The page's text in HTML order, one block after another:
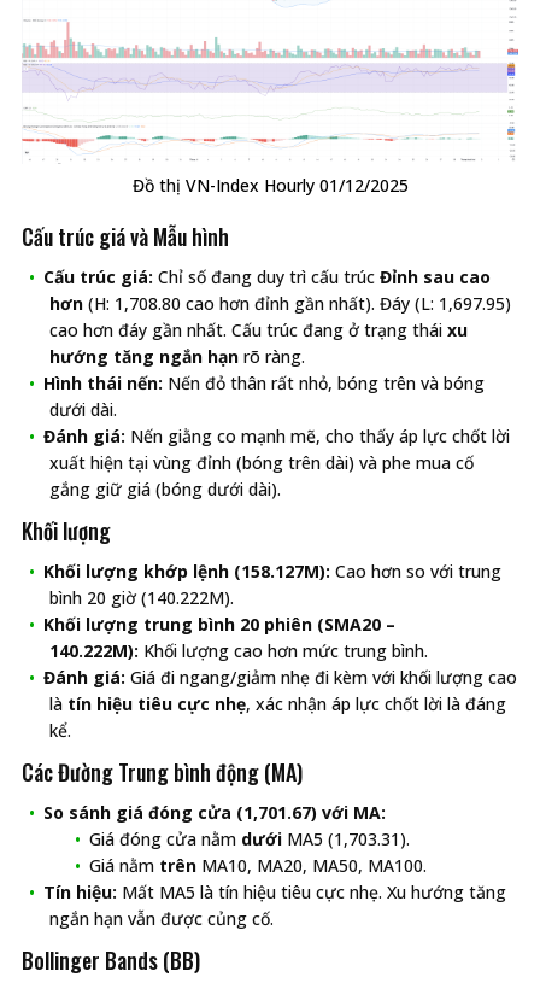
Đồ thị VN-Index Hourly 01/12/2025
Cấu trúc giá và Mẫu hình
Cấu trúc giá: Chỉ số đang duy trì cấu trúc Đỉnh sau cao
hơn (H: 1,708.80 cao hơn đỉnh gần nhất). Đáy (L: 1,697.95)
cao hơn đáy gần nhất. Cấu trúc đang ở trạng thái xu
hướng tăng ngắn hạn rõ ràng.
Hình thái nến: Nến đỏ thân rất nhỏ, bóng trên và bóng
dưới dài.
Đánh giá: Nến giằng co mạnh mẽ, cho thấy áp lực chốt lời
xuất hiện tại vùng đỉnh (bóng trên dài) và phe mua cố
gắng giữ giá (bóng dưới dài).
Khối lượng
Khối lượng khớp lệnh (158.127M): Cao hơn so với trung
bình 20 giờ (140.222M).
Khối lượng trung bình 20 phiên (SMA20 –
140.222M): Khối lượng cao hơn mức trung bình.
Đánh giá: Giá đi ngang/giảm nhẹ đi kèm với khối lượng cao
là tín hiệu tiêu cực nhẹ, xác nhận áp lực chốt lời là đáng
kể.
Các Đường Trung bình động (MA)
So sánh giá đóng cửa (1,701.67) với MA:
Giá đóng cửa nằm dưới MA5 (1,703.31).
Giá nằm trên MA10, MA20, MA50, MA100.
Tín hiệu: Mất MA5 là tín hiệu tiêu cực nhẹ. Xu hướng tăng
ngắn hạn vẫn được củng cố.
Bollinger Bands (BB)